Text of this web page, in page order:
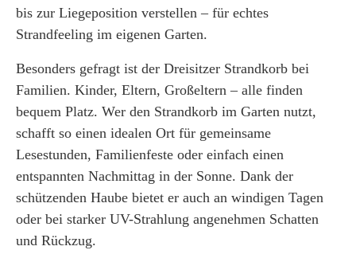
bis zur Liegeposition verstellen – für echtes
Strandfeeling im eigenen Garten.
Besonders gefragt ist der Dreisitzer Strandkorb bei
Familien. Kinder, Eltern, Großeltern – alle finden
bequem Platz. Wer den Strandkorb im Garten nutzt,
schafft so einen idealen Ort für gemeinsame
Lesestunden, Familienfeste oder einfach einen
entspannten Nachmittag in der Sonne. Dank der
schützenden Haube bietet er auch an windigen Tagen
oder bei starker UV-Strahlung angenehmen Schatten
und Rückzug.